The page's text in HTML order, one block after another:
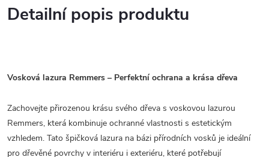
Detailní popis produktu
Vosková lazura Remmers – Perfektní ochrana a krása dřeva
Zachovejte přirozenou krásu svého dřeva s voskovou lazurou
Remmers, která kombinuje ochranné vlastnosti s estetickým
vzhledem. Tato špičková lazura na bázi přírodních vosků je ideální
pro dřevěné povrchy v interiéru i exteriéru, které potřebují